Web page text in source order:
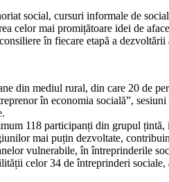
social, cursuri informale de
celor mai promițătoare idei de
în fiecare etapă a
din mediul rural, din care 20 de
în economia socială”,
118 participanți din grupul
mai puțin dezvoltate,
vulnerabile, în întreprinderile
celor 34 de întreprinderi